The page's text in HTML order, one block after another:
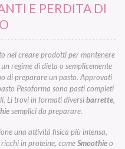
E PERDITA DI
nel creare prodotti per mantenere
regime di dieta o semplicemente
di preparare un pasto. Approvati
Pesoforma sono pasti completi
Li trovi in formati diversibarrette,
semplici da preparare.
una attività fisica più intensa,
in proteine, comeSmoothieo